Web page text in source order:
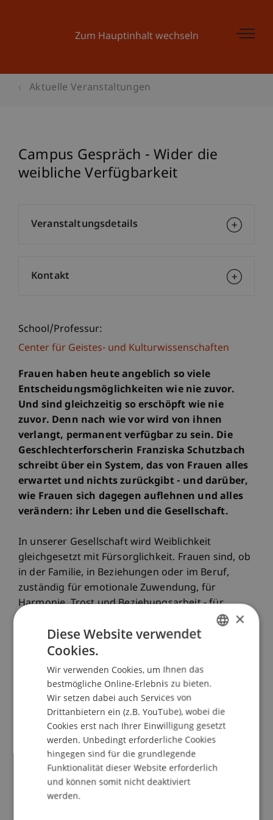
Zum Hauptinhalt wechseln
Aktuelle Veranstaltungen
Campus Gespräch - Wider die
weibliche Verfügbarkeit
School/Professur:
Center für Geistes- und Kulturwissenschaften
Frauen haben heute angeblich so viele
Entscheidungsmöglichkeiten wie nie zuvor.
Und sind gleichzeitig so erschöpft wie nie
zuvor. Denn nach wie vor wird von ihnen
verlangt, permanent verfügbar zu sein. Die
Geschlechterforscherin Franziska Schutzbach
schreibt über ein System, das von Frauen alles
erwartet und nichts zurückgibt - und darüber,
wie Frauen sich dagegen auflehnen und alles
verändern: ihr Leben und die Gesellschaft.
In unserer Gesellschaft wird Weiblichkeit
gleichgesetzt mit Fürsorglichkeit. Frauen sind, ob
in der Familie, in Beziehungen oder im Beruf,
zuständig für emotionale Zuwendung, für
Harmonie, Trost und Beziehungsarbeit - für
Tätigkeiten also, die unsichtbar sind und kaum
Anerkennung oder Bezahlung erfahren. Sie
"schulden" anderen - der Familie, den Männern,
der Öffentlichkeit, dem Arbeitsplatz - ihre
Aufmerksamkeit, ihre Liebe, ihre Zuwendung, ihre
Attraktivität, ihre Zeit. Und kämpfen jeden Tag
gegen emotionale und sexuelle
Verfügbarkeitserwartungen.
Es sind diese allgegenwärtigen Ansprüche, die
Frauen in die Erschöpfung treiben. Denn -
deklariert als "weibliche Natur" - ist die geleistete
Sorgearbeit meist wenig anerkannt und bleibt
unsichtbar. Sie gilt ökonomisch als irrelevant und
ist gerade deshalb ausbeutbar. Das Buch zeigt,
Veranstaltungsdetails
Kontakt
×
Diese Website verwendet
Cookies.
Wir verwenden Cookies, um Ihnen das
bestmögliche Online-Erlebnis zu bieten.
Wir setzen dabei auch Services von
Drittanbietern ein (z.B. YouTube), wobei die
Cookies erst nach Ihrer Einwilligung gesetzt
werden. Unbedingt erforderliche Cookies
hingegen sind für die grundlegende
Funktionalität dieser Website erforderlich
und können somit nicht deaktiviert
werden.